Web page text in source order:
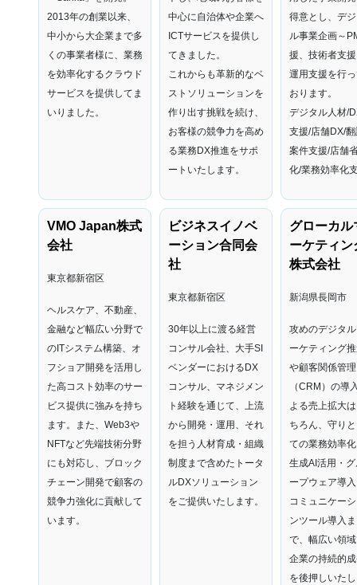
2013年の創業以来、
中小から大企業まで多
くの事業者様に、業務
を効率化するクラウド
サービスを提供してま
いりました。
中心に自治体や企業へ
ICTサービスを提供し
てきました。
これからも革新的なベ
ストソリューションを
作り出す挑戦を続け、
お客様の競争力を高め
る業務DX推進をサポ
ートいたします。
得意とし、デ
ル事業企画～
援、技術者支
運用支援を行
おります。
デジタル人材/
支援/店舗DX/
案件支援/店舗
化/業務効率化
VMO Japan株式
会社
東京都新宿区
ヘルスケア、不動産、
金融など幅広い分野で
のITシステム構築、オ
フショア開発を活用し
た高コスト効率のサー
ビス提供に強みを持ち
ます。また、Web3や
NFTなど先端技術分野
にも対応し、ブロック
チェーン開発で顧客の
競争力強化に貢献して
います。
ビジネスイノベ
ーション合同会
社
東京都新宿区
30年以上に渡る経営
コンサル会社、大手SI
ベンダーにおけるDX
コンサル、マネジメン
ト経験を通じて、上流
から開発・運用、それ
を担う人材育成・組織
制度まで含めたトータ
ルDXソリューション
をご提供いたします。
グローカル
ーケティン
株式会社
新潟県長岡市
攻めのデジタ
ーケティング
や顧客関係管理
（CRM）の導
よる売上拡大
ちろん、守り
ての業務効率
生成AI活用・
ープウェア導
コミュニケー
ンツール導入ま
で、幅広い領
企業の持続的
を後押しいた